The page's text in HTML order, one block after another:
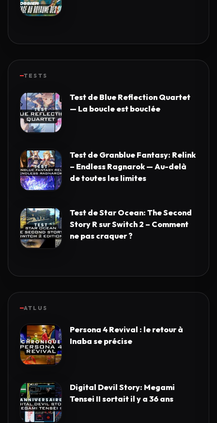
TESTS
Test de Blue Reflection Quartet
— La boucle est bouclée
Test de Granblue Fantasy: Relink
– Endless Ragnarok — Au-delà
de toutes les limites
Test de Star Ocean: The Second
Story R sur Switch 2 – Comment
ne pas craquer ?
ATLUS
Persona 4 Revival : le retour à
Inaba se précise
Digital Devil Story: Megami
Tensei II sortait il y a 36 ans